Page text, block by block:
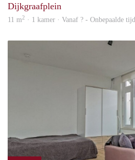
Dijkgraafplein
11 m2 · 1 kamer · Vanaf ? - Onbepaalde tijd